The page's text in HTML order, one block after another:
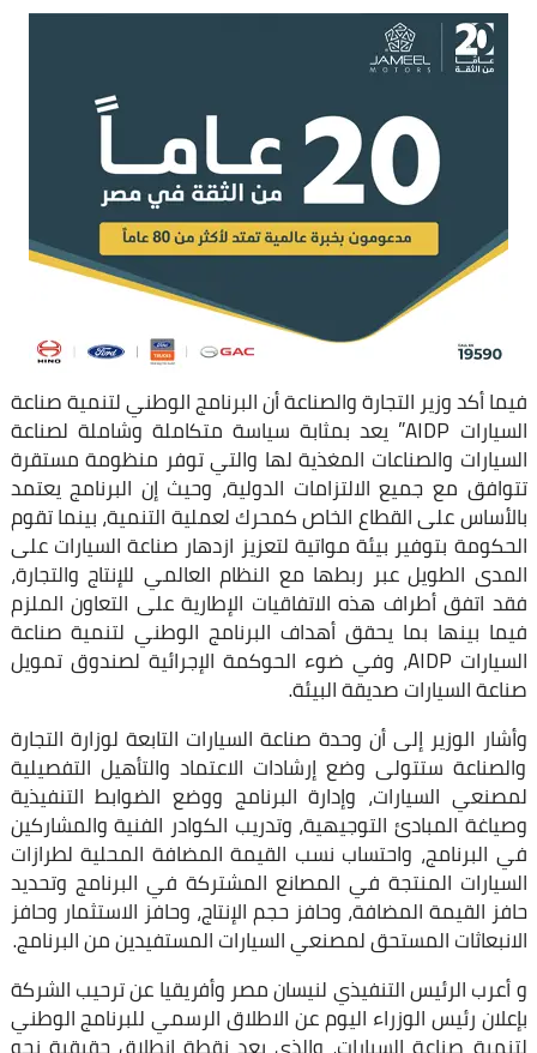
فيما أكد وزير التجارة والصناعة أن البرنامج الوطني لتنمية صناعة
السيارات AIDP” يعد بمثابة سياسة متكاملة وشاملة لصناعة
السيارات والصناعات المغذية لها والتي توفر منظومة مستقرة
تتوافق مع جميع الالتزامات الدولية، وحيث إن البرنامج يعتمد
بالأساس على القطاع الخاص كمحرك لعملية التنمية، بينما تقوم
الحكومة بتوفير بيئة مواتية لتعزيز ازدهار صناعة السيارات على
المدى الطويل عبر ربطها مع النظام العالمي للإنتاج والتجارة،
فقد اتفق أطراف هذه الاتفاقيات الإطارية على التعاون الملزم
فيما بينها بما يحقق أهداف البرنامج الوطني لتنمية صناعة
السيارات AIDP، وفي ضوء الحوكمة الإجرائية لصندوق تمويل
صناعة السيارات صديقة البيئة.
وأشار الوزير إلى أن وحدة صناعة السيارات التابعة لوزارة التجارة
والصناعة ستتولى وضع إرشادات الاعتماد والتأهيل التفصيلية
لمصنعي السيارات، وإدارة البرنامج ووضع الضوابط التنفيذية
وصياغة المبادئ التوجيهية، وتدريب الكوادر الفنية والمشاركين
في البرنامج، واحتساب نسب القيمة المضافة المحلية لطرازات
السيارات المنتجة في المصانع المشتركة في البرنامج وتحديد
حافز القيمة المضافة، وحافز حجم الإنتاج، وحافز الاستثمار وحافز
الانبعاثات المستحق لمصنعي السيارات المستفيدين من البرنامج.
و أعرب الرئيس التنفيذي لنيسان مصر وأفريقيا عن ترحيب الشركة
بإعلان رئيس الوزراء اليوم عن الاطلاق الرسمي للبرنامج الوطني